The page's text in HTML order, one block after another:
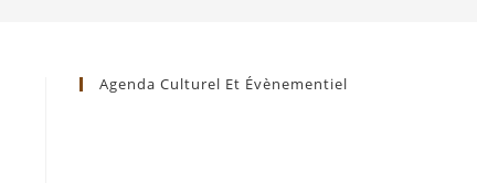
Agenda Culturel Et Évènementiel